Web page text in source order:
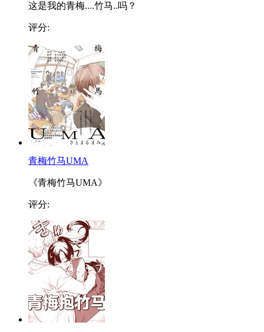
这是我的青梅....竹马..吗？
评分:
青梅竹马UMA
《青梅竹马UMA》
评分: